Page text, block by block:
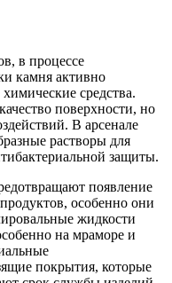
в процессе
камня активно
средства.
поверхности, но
В арсенале
растворы для
защиты.
появление
особенно они
жидкости
на мраморе и
покрытия, которые